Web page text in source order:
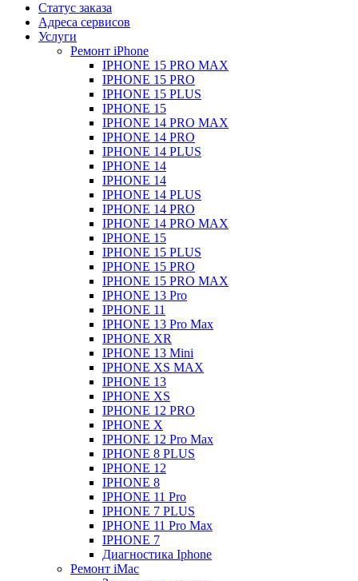
Статус заказа
Адреса сервисов
Услуги
Ремонт iPhone
IPHONE 15 PRO MAX
IPHONE 15 PRO
IPHONE 15 PLUS
IPHONE 15
IPHONE 14 PRO MAX
IPHONE 14 PRO
IPHONE 14 PLUS
IPHONE 14
IPHONE 14
IPHONE 14 PLUS
IPHONE 14 PRO
IPHONE 14 PRO MAX
IPHONE 15
IPHONE 15 PLUS
IPHONE 15 PRO
IPHONE 15 PRO MAX
IPHONE 13 Pro
IPHONE 11
IPHONE 13 Pro Max
IPHONE XR
IPHONE 13 Mini
IPHONE XS MAX
IPHONE 13
IPHONE XS
IPHONE 12 PRO
IPHONE X
IPHONE 12 Pro Max
IPHONE 8 PLUS
IPHONE 12
IPHONE 8
IPHONE 11 Pro
IPHONE 7 PLUS
IPHONE 11 Pro Max
IPHONE 7
Диагностика Iphone
Ремонт iMac